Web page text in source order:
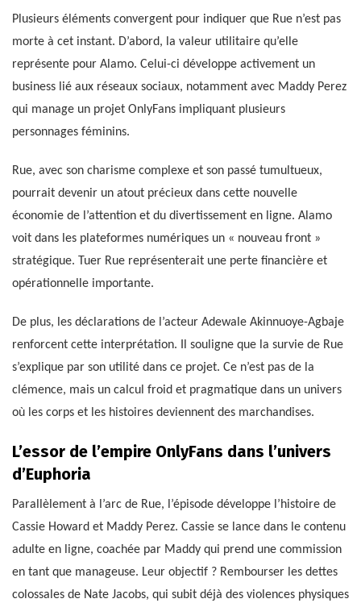
Plusieurs éléments convergent pour indiquer que Rue n’est pas
morte à cet instant. D’abord, la valeur utilitaire qu’elle
représente pour Alamo. Celui-ci développe activement un
business lié aux réseaux sociaux, notamment avec Maddy Perez
qui manage un projet OnlyFans impliquant plusieurs
personnages féminins.
Rue, avec son charisme complexe et son passé tumultueux,
pourrait devenir un atout précieux dans cette nouvelle
économie de l’attention et du divertissement en ligne. Alamo
voit dans les plateformes numériques un « nouveau front »
stratégique. Tuer Rue représenterait une perte financière et
opérationnelle importante.
De plus, les déclarations de l’acteur Adewale Akinnuoye-Agbaje
renforcent cette interprétation. Il souligne que la survie de Rue
s’explique par son utilité dans ce projet. Ce n’est pas de la
clémence, mais un calcul froid et pragmatique dans un univers
où les corps et les histoires deviennent des marchandises.
L’essor de l’empire OnlyFans dans l’univers
d’Euphoria
Parallèlement à l’arc de Rue, l’épisode développe l’histoire de
Cassie Howard et Maddy Perez. Cassie se lance dans le contenu
adulte en ligne, coachée par Maddy qui prend une commission
en tant que manageuse. Leur objectif ? Rembourser les dettes
colossales de Nate Jacobs, qui subit déjà des violences physiques